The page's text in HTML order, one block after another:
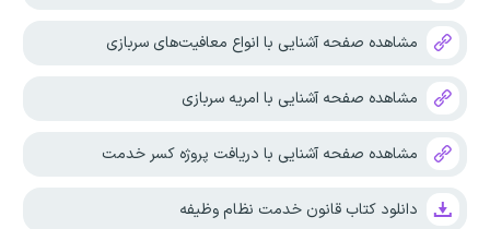
مشاهده صفحه آشنایی با انواع معافیت‌های سربازی
مشاهده صفحه آشنایی با امریه سربازی
مشاهده صفحه آشنایی با دریافت پروژه کسر خدمت
دانلود کتاب قانون خدمت نظام وظیفه